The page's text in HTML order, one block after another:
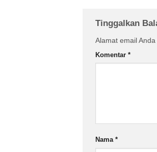
Tinggalkan
Alamat email
Komentar *
Nama *